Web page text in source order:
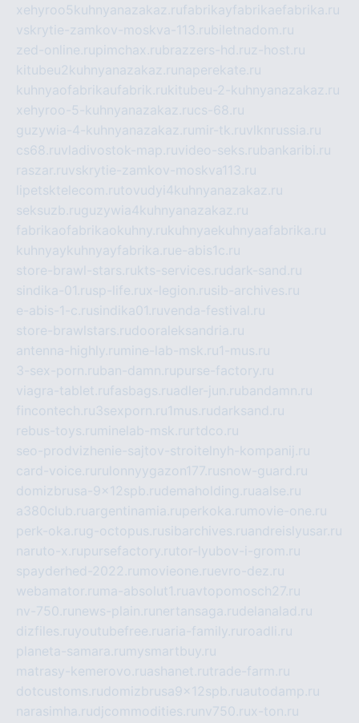
xehyroo5kuhnyanazakaz.rufabrikayfabrikaefabrika.ru
vskrytie-zamkov-moskva-113.rubiletnadom.ru
zed-online.rupimchax.rubrazzers-hd.ruz-host.ru
kitubeu2kuhnyanazakaz.ru naperekate.ru
kuhnyaofabrikaufabrik.rukitubeu-2-kuhnyanazakaz.ru
xehyroo-5-kuhnyanazakaz.rucs-68.ru
guzywia-4-kuhnyanazakaz.ru mir-tk.ruvlknrussia.ru
cs68.ruvladivostok-map.ruvideo-seks.rubankaribi.ru
raszar.ruvskrytie-zamkov-moskva113.ru
lipetsktelecom.rutovudyi4kuhnyanazakaz.ru
seksuzb.ruguzywia4kuhnyanazakaz.ru
fabrikaofabrikaokuhny.rukuhnyaekuhnyaafabrika.ru
kuhnyaykuhnyayfabrika.rue-abis1c.ru
store-brawl-stars.rukts-services.rudark-sand.ru
sindika-01.rusp-life.rux-legion.rusib-archives.ru
e-abis-1-c.rusindika01.ruvenda-festival.ru
store-brawlstars.rudooraleksandria.ru
antenna-highly.ru mine-lab-msk.ru1-mus.ru
3-sex-porn.ruban-damn.rupurse-factory.ru
viagra-tablet.rufasbags.ruadler-jun.rubandamn.ru
fincontech.ru3sexporn.ru1mus.rudarksand.ru
rebus-toys.ru minelab-msk.ru rtdco.ru
seo-prodvizhenie-sajtov-stroitelnyh-kompanij.ru
card-voice.ru rulonnyygazon177.rusnow-guard.ru
domizbrusa-9x12spb.rudemaholding.ruaalse.ru
a380club.ruargentinamia.ruperkoka.ru movie-one.ru
perk-oka.rug-octopus.rusibarchives.ruandreislyusar.ru
naruto-x.rupursefactory.rutor-lyubov-i-grom.ru
spayderhed-2022.ru movieone.ruevro-dez.ru
webamator.ru ma-absolut1.ruavtopomosch27.ru
nv-750.ru news-plain.ru nertansaga.rudelanalad.ru
dizfiles.ruyoutubefree.ruaria-family.ru roadli.ru
planeta-samara.ru mysmartbuy.ru
matrasy-kemerovo.ruashanet.rutrade-farm.ru
dotcustoms.rudomizbrusa9x12spb.ruautodamp.ru
narasimha.rudjcommodities.ru nv750.rux-ton.ru